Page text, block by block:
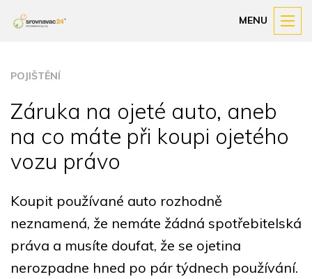
MENU
POJIŠTĚNÍ
Záruka na ojeté auto, aneb
na co máte při koupi ojetého
vozu právo
Koupit používané auto rozhodně
neznamená, že nemáte žádná spotřebitelská
práva a musíte doufat, že se ojetina
nerozpadne hned po pár týdnech používání.